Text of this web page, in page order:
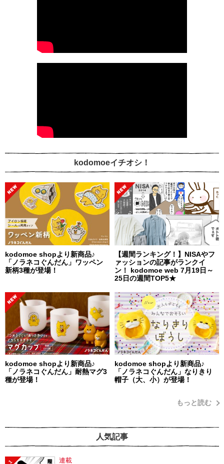
kodomoeイチオシ！
kodomoe shopより新商品♪
「ノラネコぐんだん」ワッペン
新柄3種が登場！
【週間ランキング！】NISAやフ
ァッションの記事がランクイ
ン！ kodomoe web 7月19日～
25日の週間TOP5★
kodomoe shopより新商品♪
「ノラネコぐんだん」耐熱マグ3
種が登場！
kodomoe shopより新商品♪
「ノラネコぐんだん」なりきり
帽子（大、小）が登場！
もっと読む
人気記事
1 連載